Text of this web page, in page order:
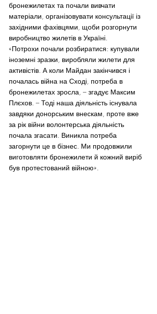
бронежилетах та почали вивчати
матеріали, організовувати консультації із
західними фахівцями, щоби розгорнути
виробництво жилетів в Україні.
«Потрохи почали розбиратися: купували
іноземні зразки, виробляли жилети для
активістів. А коли Майдан закінчився і
почалась війна на Сході, потреба в
бронежилетах зросла, – згадує Максим
Плєхов. – Тоді наша діяльність існувала
завдяки донорським внескам, проте вже
за рік війни волонтерська діяльність
почала згасати. Виникла потреба
загорнути це в бізнес. Ми продовжили
виготовляти бронежилети й кожний виріб
був протестований війною».